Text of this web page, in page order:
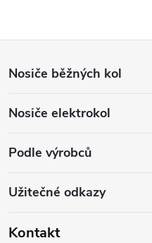
p
a
Nosiče běžných kol
Nosiče elektrokol
Podle výrobců
Užitečné odkazy
Kontakt